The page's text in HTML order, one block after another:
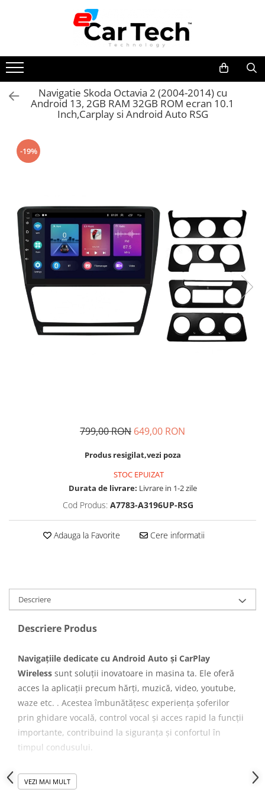
Summer sale
Navigatie dedicata
Navigatii Volkswagen
Navigatii Skoda
Navigatii Seat
Navigatii Hyundai
Navigatii Toyota
Navigatii Dacia
Navigatii Peugeot
Navigatii Audi
Navigatii BMW
Navigatii Mercedes
Navigatii Fiat
Navigatii Volvo
Navigatii Mazda
Navigatii Smart
Navigatii Chevrolet
Navigatii Honda
Navigatii Land Rover
Navigatii Iveco
Navigatii Chrysler
Navigatie universala
Playere auto
Navigatii 2 DIN
Navigatii 1 DIN
Navigatie GPS Portabil
CarPlay&Android Auto
Navigatie Skoda Octavia 2 (2004-2014) cu
Android 13, 2GB RAM 32GB ROM ecran 10.1
Inch,Carplay si Android Auto RSG
-19%
799,00 RON 649,00 RON
Produs resigilat,vezi poza
STOC EPUIZAT
Durata de livrare: Livrare in 1-2 zile
Cod Produs: A7783-A3196UP-RSG
Adauga la Favorite Cere informatii
Descriere
Descriere Produs
Navigațiile dedicate cu Android Auto și CarPlay
Wireless sunt soluții inovatoare in masina ta. Ele oferă
acces la aplicații precum hărți, muzică, video, youtube,
waze etc. . Acestea îmbunătățesc experiența șoferilor
prin ghidare vocală, control vocal și acces rapid la funcții
importante, contribuind la siguranța și confortul în
timpul condusului.
Specificații tehnice:
VEZI MAI MULT